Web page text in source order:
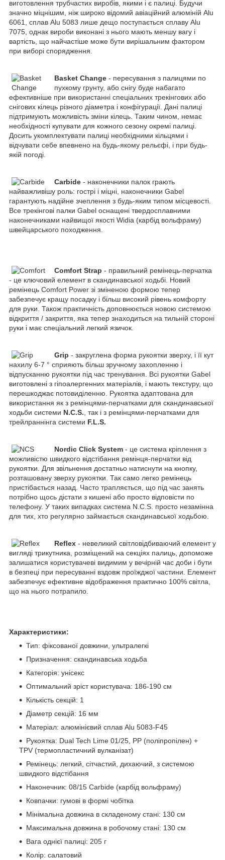
виготовлення трубчастих виробів, якими і є палиці. Будучи
значно міцнішим, ніж широко відомий авіаційний алюміній Alu
6061, сплав Alu 5083 лише дещо поступається сплаву Alu
7075, однак вироби виконані з нього мають меншу вагу і
вартість, що найчастіше може бути вирішальним фактором
при виборі спорядження.
Basket Change - пересування з палицями по
пухкому грунту, або снігу буде набагато
ефективніше при використанні спеціальних трекінгових або
снігових кілець різного діаметра і конфігурації. Дані палиці
підтримують можливість зміни кілець. Таким чином, немає
необхідності купувати для кожного сезону окремі палиці.
Досить укомплектувати палиці необхідними кільцями і
відчувати себе впевнено на будь-якому рельєфі, і при будь-
якій погоді.
Carbide - наконечники палок грають
найважливішу роль: гострі і міцні, наконечники Gabel
гарантують надійне зчеплення з будь-яким типом місцевості.
Все трекінгові палки Gabel оснащені твердосплавними
наконечниками найвищої якості Widia (карбід вольфраму)
швейцарського походження.
Comfort Strap - правильний ремінець-перчатка
- це ключовий елемент в скандинавської ходьбі. Новий
ремінець Comfort Power зі зміненою формою тепер
забезпечує кращу посадку і більш високий рівень комфорту
для руки. Також практичність доповнюється новою системою
відкриття / закриття, яка тепер знаходиться на тильній стороні
руки і має спеціальний легкий язичок.
Grip - закруглена форма рукоятки зверху, і її кут
нахилу 6-7 ° сприяють більш зручному захопленню і
відпусканню рукоятки під час тренування. Всі рукоятки Gabel
виготовлені з гіпоалергенних матеріалів, і мають текстуру, що
перешкоджає потовиділенню. Рукоятка адаптована для
використання як з ремінцями-перчатками для скандинавської
ходьби системи N.C.S. , так і з ремінцями-перчатками для
трейлраннінга системи F.L.S.
Nordic Click System - це система кріплення з
можливістю швидкого відстібання ремінця-перчатки від
рукоятки. Для звільнення достатньо натиснути на кнопку,
розташовану зверху рукоятки. Так само легко ремінець
пристібається назад. Часто трапляється, що під час занять
потрібно щось дістати з кишені або просто відповісти по
телефону. У таких випадках система N.C.S. просто незамінна
для тих, хто регулярно займається скандинавської ходьбою.
Reflex - невеликий світловідбиваючий елемент у
вигляді трикутника, розміщений на секціях палиць, допоможе
залишатися користувачеві видимим у вечірній час доби і бути
в безпеці при пересуванні вздовж проїжджої частини. Елемент
забезпечує ефективне відображення практично 100% світла,
що на нього потрапило.
Характеристики:
Тип: фіксованої довжини, ультралегкі
Призначення: скандинавська ходьба
Категорія: унісекс
Оптимальний зріст користувача: 186-190 см
Кількість секцій: 1
Діаметр секцій: 16 мм
Матеріал: алюмінієвий сплав Alu 5083-F45
Рукоятка: Dual Tech Lime 01/25, PP (поліпропілен) +
TPV (термопластичний вулканізат)
Ремінець: легкий, сітчастий, дихаючий, з системою
швидкого відстібання
Наконечник: 08/15 Carbide (карбід вольфраму)
Ковпачки: гумові в формі чобітка
Мінімальна довжина в складеному стані: 130 см
Максимальна довжина в робочому стані: 130 см
Вага однієї палиці: 205 г
Колір: салатовий